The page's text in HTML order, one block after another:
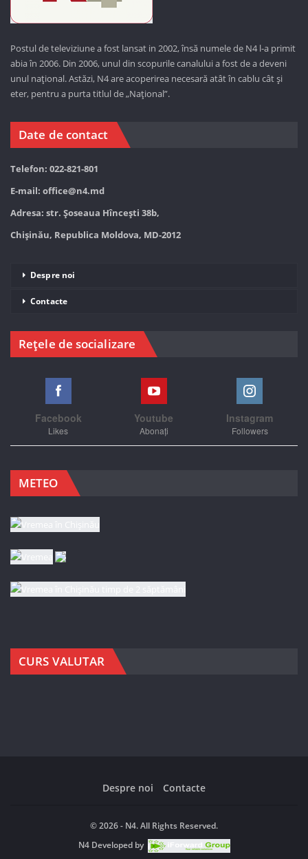
Postul de televiziune a fost lansat in 2002, însă numele de N4 l-a primit
abia în 2006. Din 2006, unul din scopurile canalului a fost de a deveni
unul național. Astăzi, N4 are acoperirea necesară atât în cablu cât și
eter, pentru a purta titlul de „Național”.
Date de contact
Telefon: 022-821-801
E-mail: office@n4.md
Adresa: str. Șoseaua Hînceşti 38b,
Chișinău, Republica Moldova, MD-2012
Despre noi
Contacte
Rețele de socializare
Facebook
Likes
Youtube
Abonați
Instagram
Followers
METEO
CURS VALUTAR
Despre noi Contacte
© 2026 - N4. All Rights Reserved.
N4Developed by